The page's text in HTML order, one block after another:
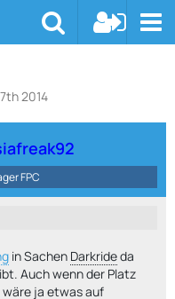
2014
FPC
in Sachen Darkrideda
Auch wenn der Platz
ja etwas auf